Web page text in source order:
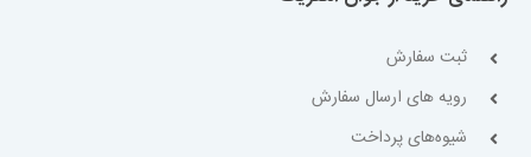
ثبت سفارش
رویه های ارسال سفارش
شیوه‌های پرداخت